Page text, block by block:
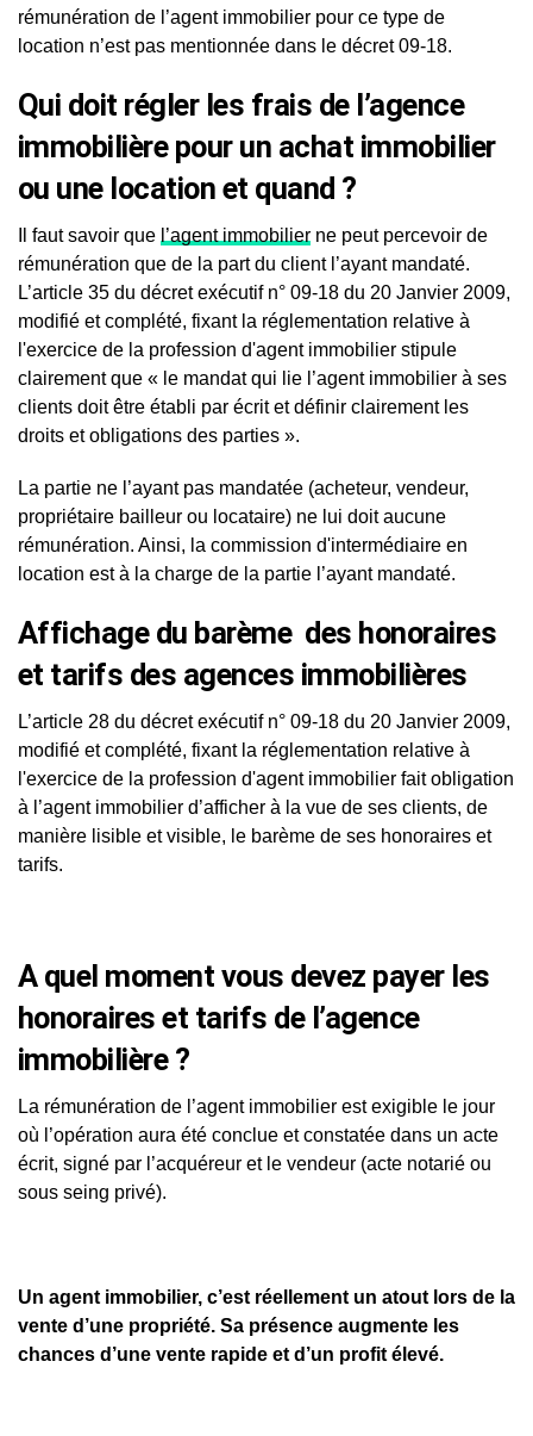
rémunération de l’agent immobilier pour ce type de
location n’est pas mentionnée dans le décret 09-18.
Qui doit régler les frais de l’agence
immobilière pour un achat immobilier
ou une location et quand ?
Il faut savoir que l’agent immobilier ne peut percevoir de
rémunération que de la part du client l’ayant mandaté.
L’article 35 du décret exécutif n° 09-18 du 20 Janvier 2009,
modifié et complété, fixant la réglementation relative à
l'exercice de la profession d'agent immobilier stipule
clairement que « le mandat qui lie l’agent immobilier à ses
clients doit être établi par écrit et définir clairement les
droits et obligations des parties ».
La partie ne l’ayant pas mandatée (acheteur, vendeur,
propriétaire bailleur ou locataire) ne lui doit aucune
rémunération. Ainsi, la commission d'intermédiaire en
location est à la charge de la partie l’ayant mandaté.
Affichage du barème des honoraires
et tarifs des agences immobilières
L’article 28 du décret exécutif n° 09-18 du 20 Janvier 2009,
modifié et complété, fixant la réglementation relative à
l'exercice de la profession d'agent immobilier fait obligation
à l’agent immobilier d’afficher à la vue de ses clients, de
manière lisible et visible, le barème de ses honoraires et
tarifs.
A quel moment vous devez payer les
honoraires et tarifs de l’agence
immobilière ?
La rémunération de l’agent immobilier est exigible le jour
où l’opération aura été conclue et constatée dans un acte
écrit, signé par l’acquéreur et le vendeur (acte notarié ou
sous seing privé).
Un agent immobilier, c’est réellement un atout lors de la
vente d’une propriété. Sa présence augmente les
chances d’une vente rapide et d’un profit élevé.